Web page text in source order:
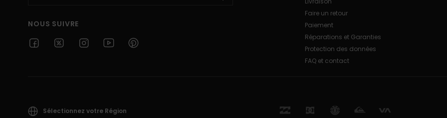
NOUS SUIVRE
Faire un retour
Paiement
Réparations et Garanties
Protection des données
FAQ et contact
Sélectionnez votre Région